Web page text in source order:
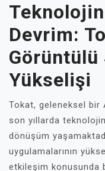
Devrim:
Görüntülü
Yükselişi
Tokat, geleneksel bir
son yıllarda
dönüşüm
uygulamalarının
etkileşim konusunda